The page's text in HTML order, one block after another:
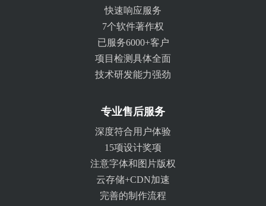
快速响应服务
7个软件著作权
已服务6000+客户
项目检测具体全面
技术研发能力强劲
专业售后服务
深度符合用户体验
15项设计奖项
注意字体和图片版权
云存储+CDN加速
完善的制作流程